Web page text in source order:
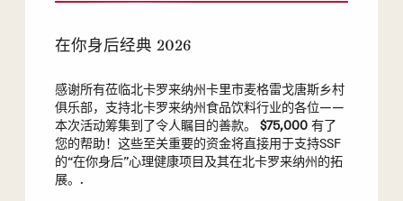
在你身后经典 2026
感谢所有莅临北卡罗来纳州卡里市麦格雷戈唐斯乡村
俱乐部，支持北卡罗来纳州食品饮料行业的各位——
本次活动筹集到了令人瞩目的善款。 $75,000 有了
您的帮助！这些至关重要的资金将直接用于支持SSF
的“在你身后”心理健康项目及其在北卡罗来纳州的拓
展。.